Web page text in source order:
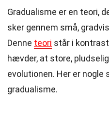
Gradualisme er en teori,
sker gennem små,
Denne teori står i
hævder, at store,
evolutionen. Her er
gradualisme.